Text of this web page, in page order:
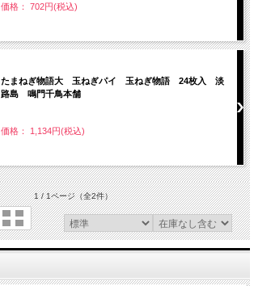
価格： 702円(税込)
たまねぎ物語大 玉ねぎパイ 玉ねぎ物語 24枚入 淡
路島 鳴門千鳥本舗
価格： 1,134円(税込)
1 / 1ページ（全2件）